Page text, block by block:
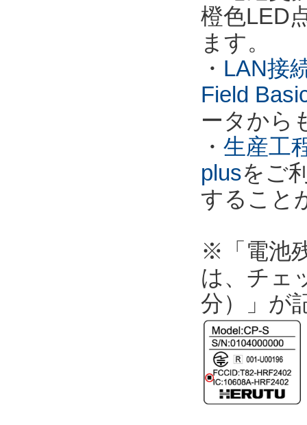
橙色LED
ます。
・ LAN接
Field
ータから
・ 生産工
plusをご
すること
※「電池
は、チェ
分）」が